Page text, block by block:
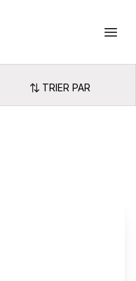
Trier par
TRIER PAR